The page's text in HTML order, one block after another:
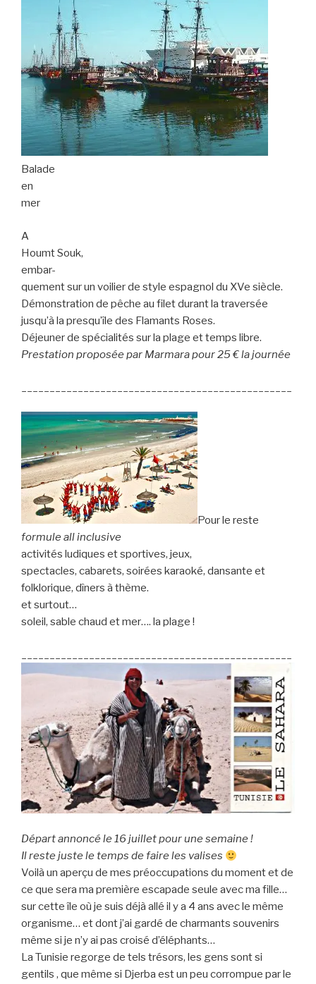
Balade
en
mer
A
Houmt Souk,
embar-
quement sur un voilier de style espagnol du XVe siècle.
Démonstration de pêche au filet durant la traversée
jusqu’à la presqu’île des Flamants Roses.
Déjeuner de spécialités sur la plage et temps libre.
Prestation proposée par Marmara pour 25 € la journée
Pour le reste
formule all inclusive
activités ludiques et sportives, jeux,
spectacles, cabarets, soirées karaoké, dansante et
folklorique, dîners à thème.
et surtout…
soleil, sable chaud et mer…. la plage !
Départ annoncé le 16 juillet pour une semaine !
Il reste juste le temps de faire les valises
Voilà un aperçu de mes préoccupations du moment et de
ce que sera ma première escapade seule avec ma fille…
sur cette île où je suis déjà allé il y a 4 ans avec le même
organisme… et dont j’ai gardé de charmants souvenirs
même si je n’y ai pas croisé d’éléphants…
La Tunisie regorge de tels trésors, les gens sont si
gentils , que même si Djerba est un peu corrompue par le